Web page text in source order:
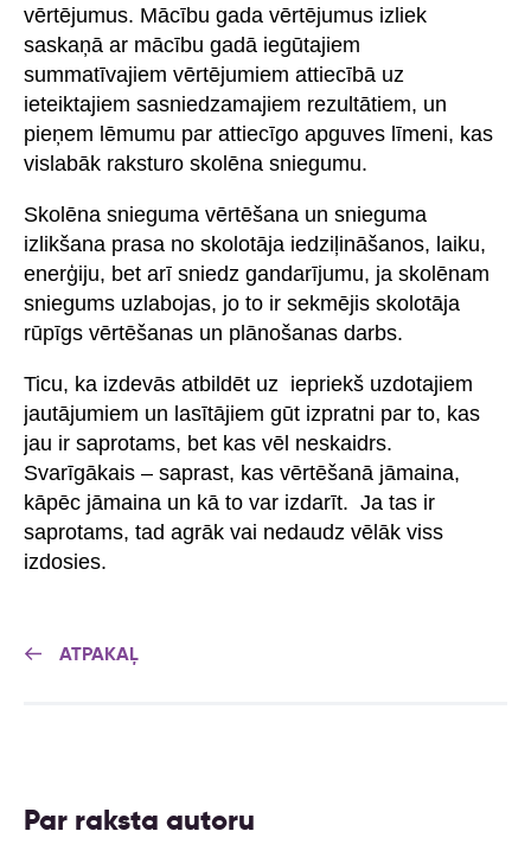
vērtējumus. Mācību gada vērtējumus izliek
saskaņā ar mācību gadā iegūtajiem
summatīvajiem vērtējumiem attiecībā uz
ieteiktajiem sasniedzamajiem rezultātiem, un
pieņem lēmumu par attiecīgo apguves līmeni, kas
vislabāk raksturo skolēna sniegumu.
Skolēna snieguma vērtēšana un snieguma
izlikšana prasa no skolotāja iedziļināšanos, laiku,
enerģiju, bet arī sniedz gandarījumu, ja skolēnam
sniegums uzlabojas, jo to ir sekmējis skolotāja
rūpīgs vērtēšanas un plānošanas darbs.
Ticu, ka izdevās atbildēt uz iepriekš uzdotajiem
jautājumiem un lasītājiem gūt izpratni par to, kas
jau ir saprotams, bet kas vēl neskaidrs.
Svarīgākais – saprast, kas vērtēšanā jāmaina,
kāpēc jāmaina un kā to var izdarīt. Ja tas ir
saprotams, tad agrāk vai nedaudz vēlāk viss
izdosies.
ATPAKAĻ
Par raksta autoru